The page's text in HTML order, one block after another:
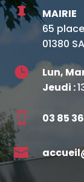

MAIRIE
65
01380
 Lun,
Jeudi :
 03 85
